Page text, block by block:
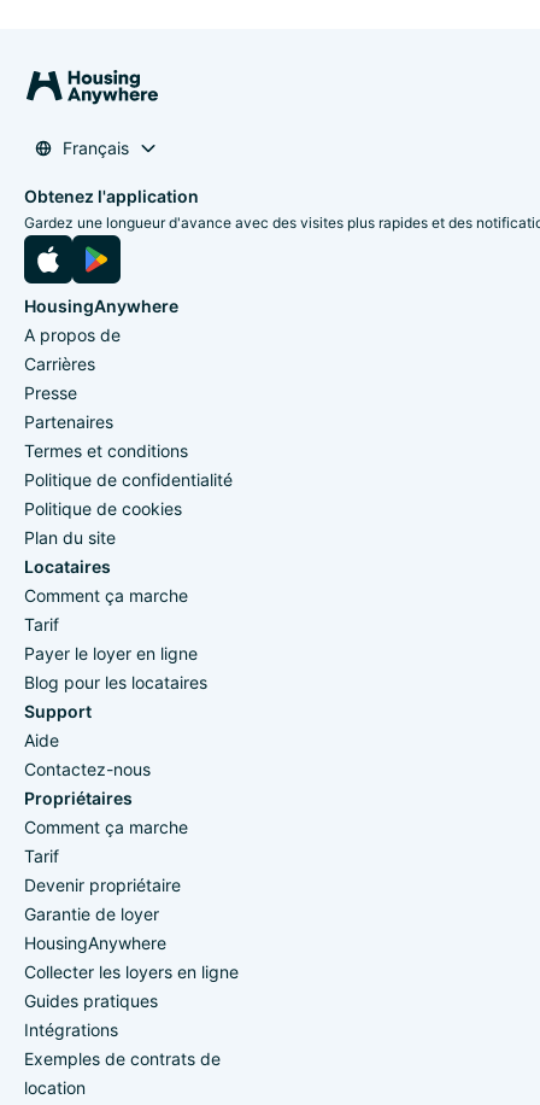
Français
Obtenez l'application
Gardez une longueur d'avance avec des visites plus rapides et des
HousingAnywhere
A propos de
Carrières
Presse
Partenaires
Termes et conditions
Politique de confidentialité
Politique de cookies
Plan du site
Locataires
Comment ça marche
Tarif
Payer le loyer en ligne
Blog pour les locataires
Support
Aide
Contactez-nous
Propriétaires
Comment ça marche
Tarif
Devenir propriétaire
Garantie de loyer
HousingAnywhere
Collecter les loyers en ligne
Guides pratiques
Intégrations
Exemples de contrats de
location